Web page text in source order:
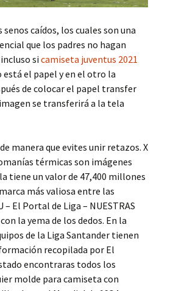
caídos, los cuales son una
que los padres no hagan
si camiseta juventus 2021
el papel y en el otro la
de colocar el papel transfer
se transferirá a la tela
manera que evites unir retazos. X
térmicas son imágenes
tiene un valor de 47,400 millones
más valiosa entre las
El Portal de Liga – NUESTRAS
la yema de los dedos. En la
de la Liga Santander tienen
recopilada por El
encontraras todos los
molde para camiseta con